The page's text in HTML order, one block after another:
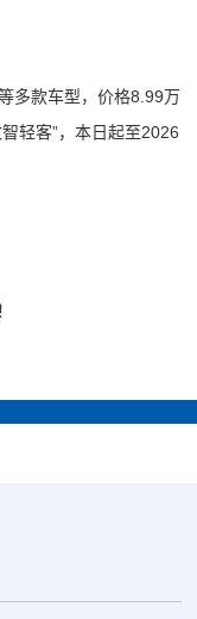
款车型，价格8.99万
轻客”，本日起至2026